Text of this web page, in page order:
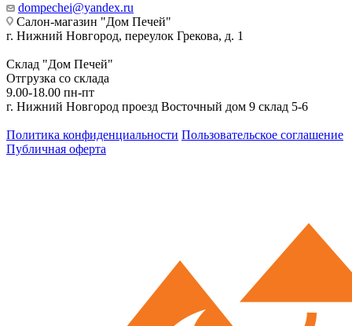
dompechei@yandex.ru
Салон-магазин "Дом Печей"
г. Нижний Новгород, переулок Грекова, д. 1
Склад "Дом Печей"
Отгрузка со склада
9.00-18.00 пн-пт
г. Нижний Новгород проезд Восточный дом 9 склад 5-6
Политика конфиденциальности Пользовательское соглашение
Публичная оферта